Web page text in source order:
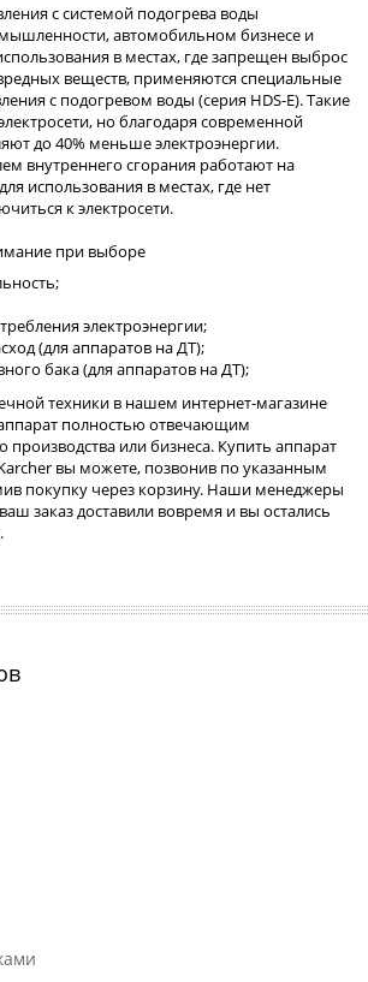
с системой подогрева воды
автомобильном бизнесе и
в местах, где запрещен выброс
веществ, применяются специальные
с подогревом воды (серия HDS-E). Такие
но благодаря современной
до 40% меньше электроэнергии.
внутреннего сгорания работают на
использования в местах, где нет
к электросети.
при выборе
электроэнергии;
(для аппаратов на ДТ);
бака (для аппаратов на ДТ);
техники в нашем интернет-магазине
полностью отвечающим
или бизнеса. Купить аппарат
вы можете, позвонив по указанным
покупку через корзину. Наши менеджеры
заказ доставили вовремя и вы остались